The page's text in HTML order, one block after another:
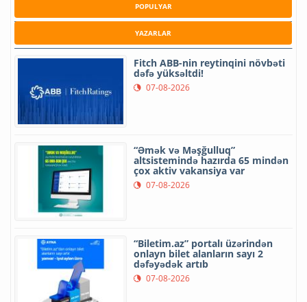
POPULYAR
YAZARLAR
Fitch ABB-nin reytinqini növbəti
dəfə yüksəltdi!
07-08-2026
“Əmək və Məşğulluq”
altsistemində hazırda 65 mindən
çox aktiv vakansiya var
07-08-2026
“Biletim.az” portalı üzərindən
onlayn bilet alanların sayı 2
dəfəyədək artıb
07-08-2026